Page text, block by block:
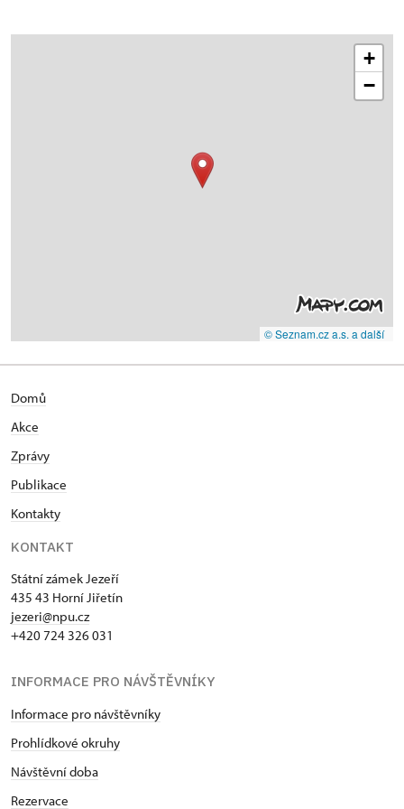
+
−
© Seznam.cz a.s. a další
Domů
Akce
Zprávy
Publikace
Kontakty
KONTAKT
Státní zámek Jezeří
435 43 Horní Jiřetín
jezeri@npu.cz
+420 724 326 031
INFORMACE PRO NÁVŠTĚVNÍKY
Informace pro návštěvníky
Prohlídkové okruhy
Návštěvní doba
Rezervace